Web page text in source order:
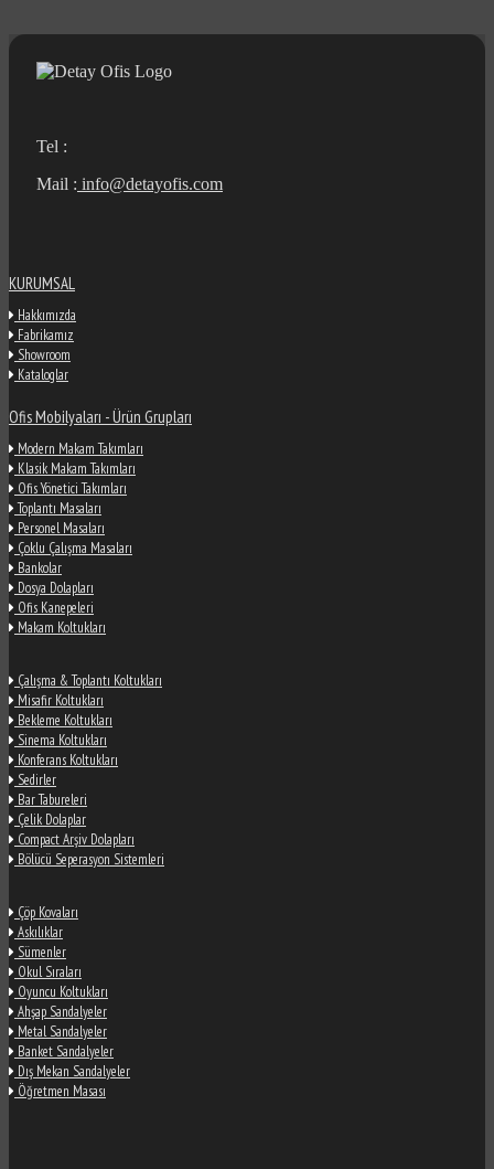
Tel :
Mail : info@detayofis.com
KURUMSAL
Hakkımızda
Fabrikamız
Showroom
Kataloglar
Ofis Mobilyaları - Ürün Grupları
Modern Makam Takımları
Klasik Makam Takımları
Ofis Yönetici Takımları
Toplantı Masaları
Personel Masaları
Çoklu Çalışma Masaları
Bankolar
Dosya Dolapları
Ofis Kanepeleri
Makam Koltukları
Çalışma & Toplantı Koltukları
Misafir Koltukları
Bekleme Koltukları
Sinema Koltukları
Konferans Koltukları
Sedirler
Bar Tabureleri
Çelik Dolaplar
Compact Arşiv Dolapları
Bölücü Seperasyon Sistemleri
Çöp Kovaları
Askılıklar
Sümenler
Okul Sıraları
Oyuncu Koltukları
Ahşap Sandalyeler
Metal Sandalyeler
Banket Sandalyeler
Dış Mekan Sandalyeler
Öğretmen Masası